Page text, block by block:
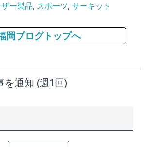
ザー製品, スポーツ, サーキット
岡ブログトップへ
を通知 (週1回)